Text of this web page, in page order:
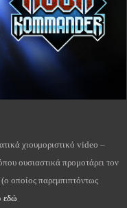
χιουμοριστικό video –
ουσιαστικά προμοτάρει τον
οποίος παρεμπιπτόντως
εδώ